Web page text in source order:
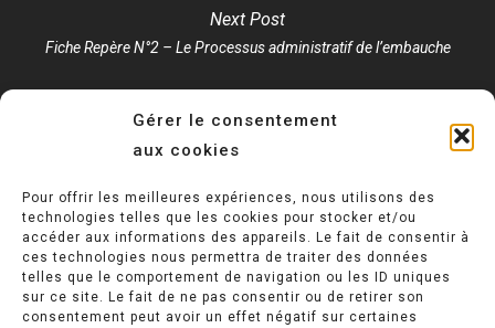
Gérer le consentement
aux cookies
Pour offrir les meilleures expériences, nous utilisons des
technologies telles que les cookies pour stocker et/ou
accéder aux informations des appareils. Le fait de consentir à
ces technologies nous permettra de traiter des données
telles que le comportement de navigation ou les ID uniques
sur ce site. Le fait de ne pas consentir ou de retirer son
consentement peut avoir un effet négatif sur certaines
Next Post
Fiche Repère N°2 – Le Processus administratif de l’embauche
Politique de confidentialité